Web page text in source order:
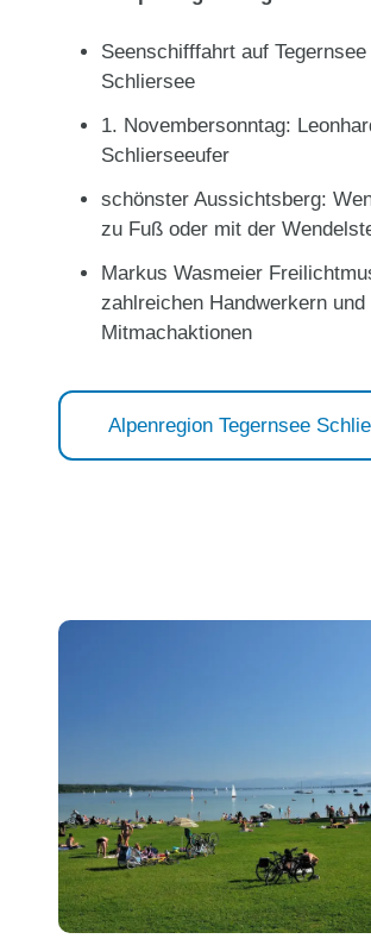
Seenschifffahrt auf Tegernsee
Schliersee
1. Novembersonntag:
Schlierseeufer
schönster Aussichtsberg:
zu Fuß oder mit der
Markus Wasmeier
zahlreichen Handwerkern und
Mitmachaktionen
Alpenregion Tegernsee